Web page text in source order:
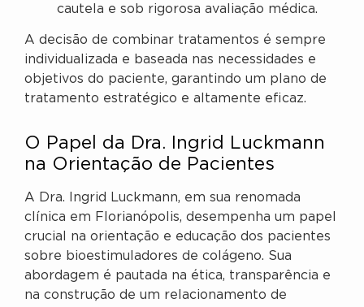
cautela e sob rigorosa avaliação médica.
A decisão de combinar tratamentos é sempre
individualizada e baseada nas necessidades e
objetivos do paciente, garantindo um plano de
tratamento estratégico e altamente eficaz.
O Papel da Dra. Ingrid Luckmann
na Orientação de Pacientes
A Dra. Ingrid Luckmann, em sua renomada
clínica em Florianópolis, desempenha um papel
crucial na orientação e educação dos pacientes
sobre bioestimuladores de colágeno. Sua
abordagem é pautada na ética, transparência e
na construção de um relacionamento de